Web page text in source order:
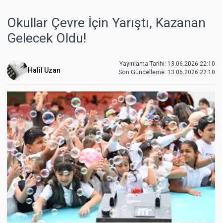
Okullar Çevre İçin Yarıştı, Kazanan
Gelecek Oldu!
Halil Uzan
Yayınlama Tarihi: 13.06.2026 22:10
Son Güncelleme: 13.06.2026 22:10